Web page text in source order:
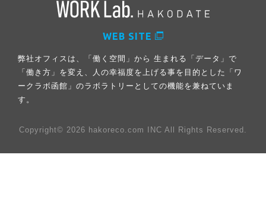
WEB SITE
弊社オフィスは、「働く空間」から 生まれる「データ」で
「働き方」を変え、人の幸福度を上げる事を目的とした「ワ
ークラボ函館」のラボラトリーとしての機能を兼ねていま
す。
Copyright© 2026 hakoreco.com INC All Rights Reserved.